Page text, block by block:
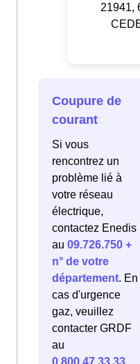
21941,
Coupure de
courant
Si vous
rencontrez un
problème lié à
votre réseau
électrique,
contactez Enedis
au 09.726.750 +
n° de votre
département. En
cas d'urgence
gaz, veuillez
contacter GRDF
au